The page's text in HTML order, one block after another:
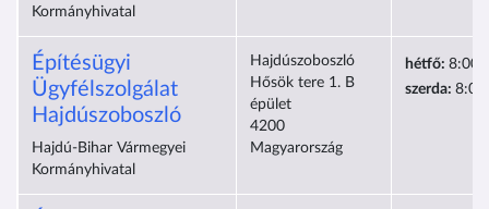
Kormányhivatal
Építésügyi
Ügyfélszolgálat
Hajdúszoboszló
Hajdú-Bihar Vármegyei
Kormányhivatal
Hajdúszoboszló
Hősök tere 1. B
épület
4200
Magyarország
hétfő: 8:00-
szerda: